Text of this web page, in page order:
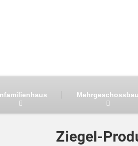
Mehrgeschossbau
Ziegel-